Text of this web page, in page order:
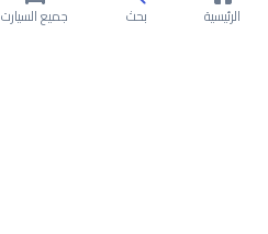
الرئيسية بحث جميع السيارت